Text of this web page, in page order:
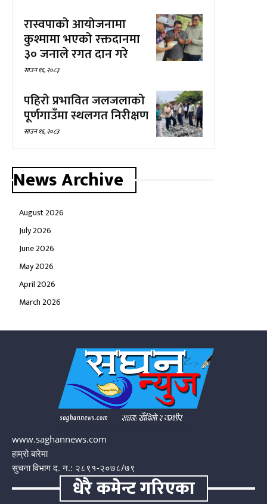
रास्वपाको आयोजनामा
कुश्मामा भएको रक्तदानमा
३० जनाले रगत दान गरे
साउन १६, २०८३
पहिरो प्रभावित जलजलाको
पूर्णगाउँमा स्थलगत निरीक्षण
साउन १६, २०८३
News Archive
August 2026
July 2026
June 2026
May 2026
April 2026
March 2026
www.saghannews.com
हाम्रो बारेमा
सुचना विभाग द. न.: २८९१-२०७८/७९
धेरै कमेन्ट गरिएका